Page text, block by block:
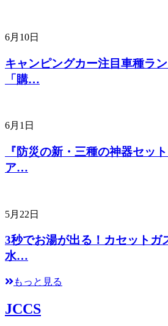
6月10日
キャンピングカー注目車種ラ
「購…
6月1日
『防災の新・三種の神器セッ
ア…
5月22日
3秒でお湯が出る！カセットガ
水…
もっと見る
JCCS